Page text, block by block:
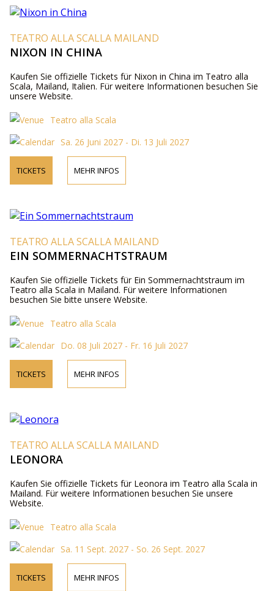
TEATRO ALLA SCALLA MAILAND
NIXON IN CHINA
Kaufen Sie offizielle Tickets für Nixon in China im Teatro alla
Scala, Mailand, Italien. Für weitere Informationen besuchen Sie
unsere Website.
Teatro alla Scala
Sa. 26 Juni 2027 - Di. 13 Juli 2027
TICKETS MEHR INFOS
TEATRO ALLA SCALLA MAILAND
EIN SOMMERNACHTSTRAUM
Kaufen Sie offizielle Tickets für Ein Sommernachtstraum im
Teatro alla Scala in Mailand. Für weitere Informationen
besuchen Sie bitte unsere Website.
Teatro alla Scala
Do. 08 Juli 2027 - Fr. 16 Juli 2027
TICKETS MEHR INFOS
TEATRO ALLA SCALLA MAILAND
LEONORA
Kaufen Sie offizielle Tickets für Leonora im Teatro alla Scala in
Mailand. Für weitere Informationen besuchen Sie unsere
Website.
Teatro alla Scala
Sa. 11 Sept. 2027 - So. 26 Sept. 2027
TICKETS MEHR INFOS